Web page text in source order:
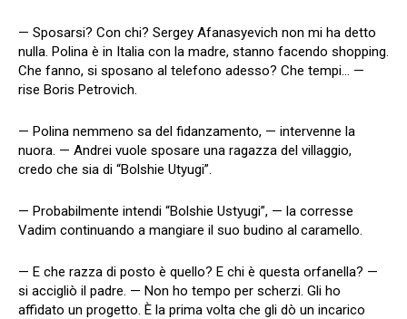
— Sposarsi? Con chi? Sergey Afanasyevich non mi ha detto
nulla. Polina è in Italia con la madre, stanno facendo shopping.
Che fanno, si sposano al telefono adesso? Che tempi… —
rise Boris Petrovich.
— Polina nemmeno sa del fidanzamento, — intervenne la
nuora. — Andrei vuole sposare una ragazza del villaggio,
credo che sia di “Bolshie Utyugi”.
— Probabilmente intendi “Bolshie Ustyugi”, — la corresse
Vadim continuando a mangiare il suo budino al caramello.
— E che razza di posto è quello? E chi è questa orfanella? —
si accigliò il padre. — Non ho tempo per scherzi. Gli ho
affidato un progetto. È la prima volta che gli dò un incarico